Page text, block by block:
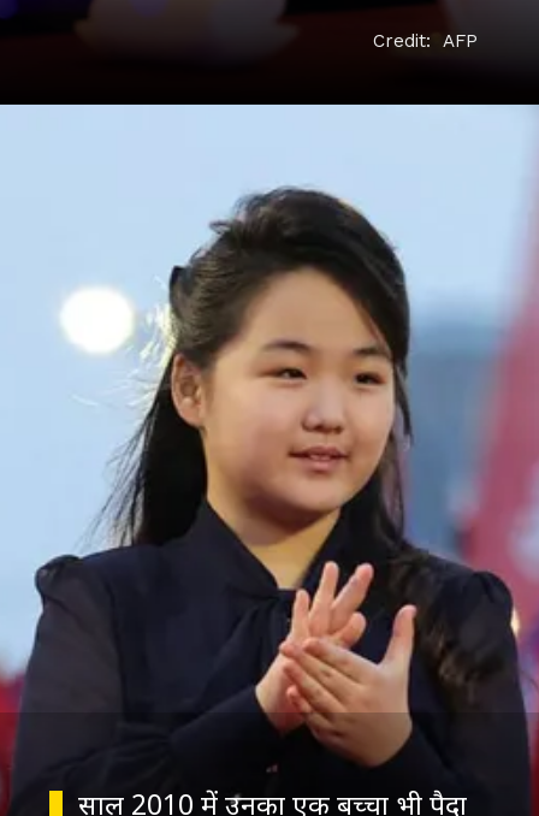
Credit: AFP
साल 2010 में उनका एक बच्चा भी पैदा